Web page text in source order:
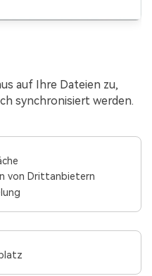
auf Ihre Dateien zu,
synchronisiert werden.
von Drittanbietern